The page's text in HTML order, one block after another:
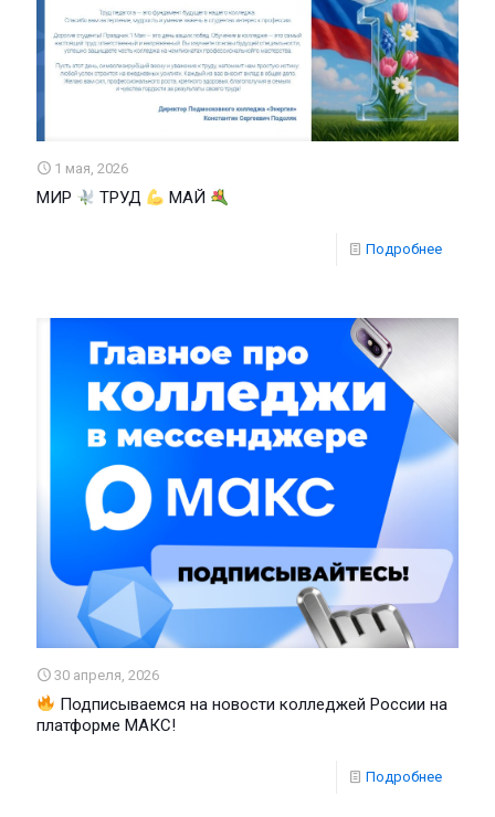
1 мая, 2026
МИР ТРУД МАЙ
Подробнее
30 апреля, 2026
Подписываемся на новости колледжей России на
платформе МАКС!
Подробнее